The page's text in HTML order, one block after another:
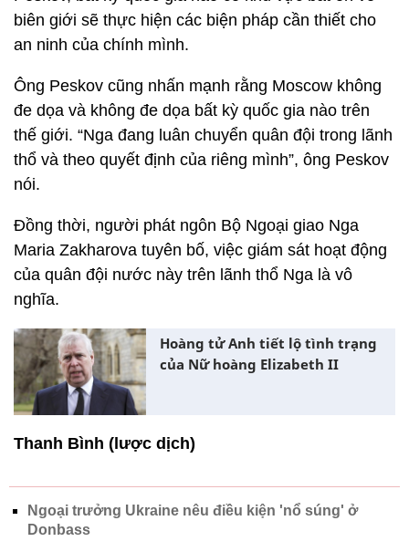
biên giới sẽ thực hiện các biện pháp cần thiết cho
an ninh của chính mình.
Ông Peskov cũng nhấn mạnh rằng Moscow không
đe dọa và không đe dọa bất kỳ quốc gia nào trên
thế giới. “Nga đang luân chuyển quân đội trong lãnh
thổ và theo quyết định của riêng mình”, ông Peskov
nói.
Đồng thời, người phát ngôn Bộ Ngoại giao Nga
Maria Zakharova tuyên bố, việc giám sát hoạt động
của quân đội nước này trên lãnh thổ Nga là vô
nghĩa.
Hoàng tử Anh tiết lộ tình trạng
của Nữ hoàng Elizabeth II
Thanh Bình (lược dịch)
Ngoại trưởng Ukraine nêu điều kiện 'nổ súng' ở
Donbass